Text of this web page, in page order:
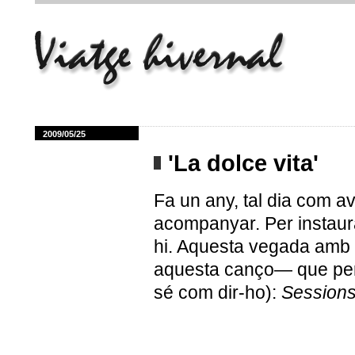
2009/05/25
'La dolce vita'
Fa un any, tal dia com
acompanyar. Per
hi. Aquesta vegada amb
aquesta canço— que
sé com dir-ho):